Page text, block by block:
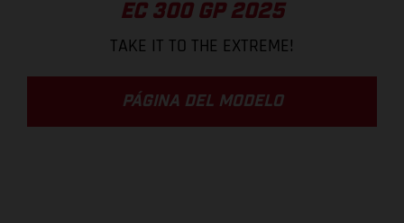
EC 300 GP 2025
TAKE IT TO THE EXTREME!
PÁGINA DEL MODELO